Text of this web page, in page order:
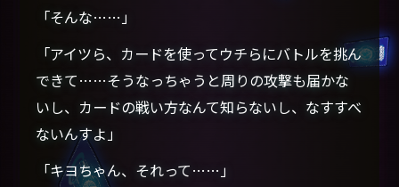
「そんな……」
「アイツら、カードを使ってウチらにバトルを挑ん
できて……そうなっちゃうと周りの攻撃も届かな
いし、カードの戦い方なんて知らないし、なすすべ
ないんすよ」
「キヨちゃん、それって……」